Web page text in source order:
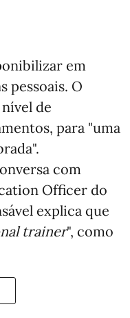
em
pessoais. O
de
para "uma
com
Officer do
explica que
trainer", como